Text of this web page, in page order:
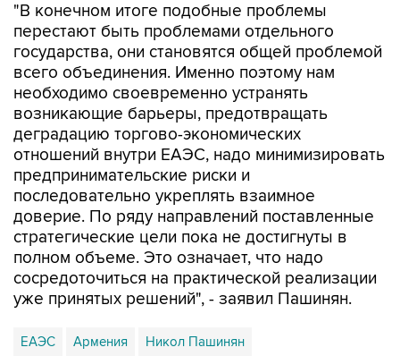
"В конечном итоге подобные проблемы
перестают быть проблемами отдельного
государства, они становятся общей проблемой
всего объединения. Именно поэтому нам
необходимо своевременно устранять
возникающие барьеры, предотвращать
деградацию торгово-экономических
отношений внутри ЕАЭС, надо минимизировать
предпринимательские риски и
последовательно укреплять взаимное
доверие. По ряду направлений поставленные
стратегические цели пока не достигнуты в
полном объеме. Это означает, что надо
сосредоточиться на практической реализации
уже принятых решений", - заявил Пашинян.
ЕАЭС Армения Никол Пашинян